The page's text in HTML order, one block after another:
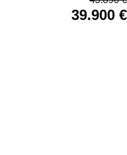
39.900 €